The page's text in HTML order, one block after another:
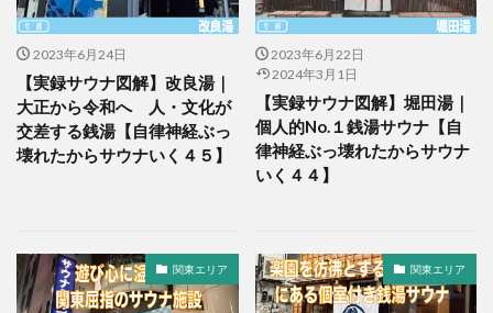
2023年6月24日
【実録サウナ図解】改良湯｜
大正から令和へ 人・文化が
交差する銭湯【自律神経ぶっ
壊れたからサウナいく４５】
2023年6月22日
2024年3月1日
【実録サウナ図解】堀田湯｜
個人的No.１銭湯サウナ【自
律神経ぶっ壊れたからサウナ
いく４４】
関東エリア 関東エリア